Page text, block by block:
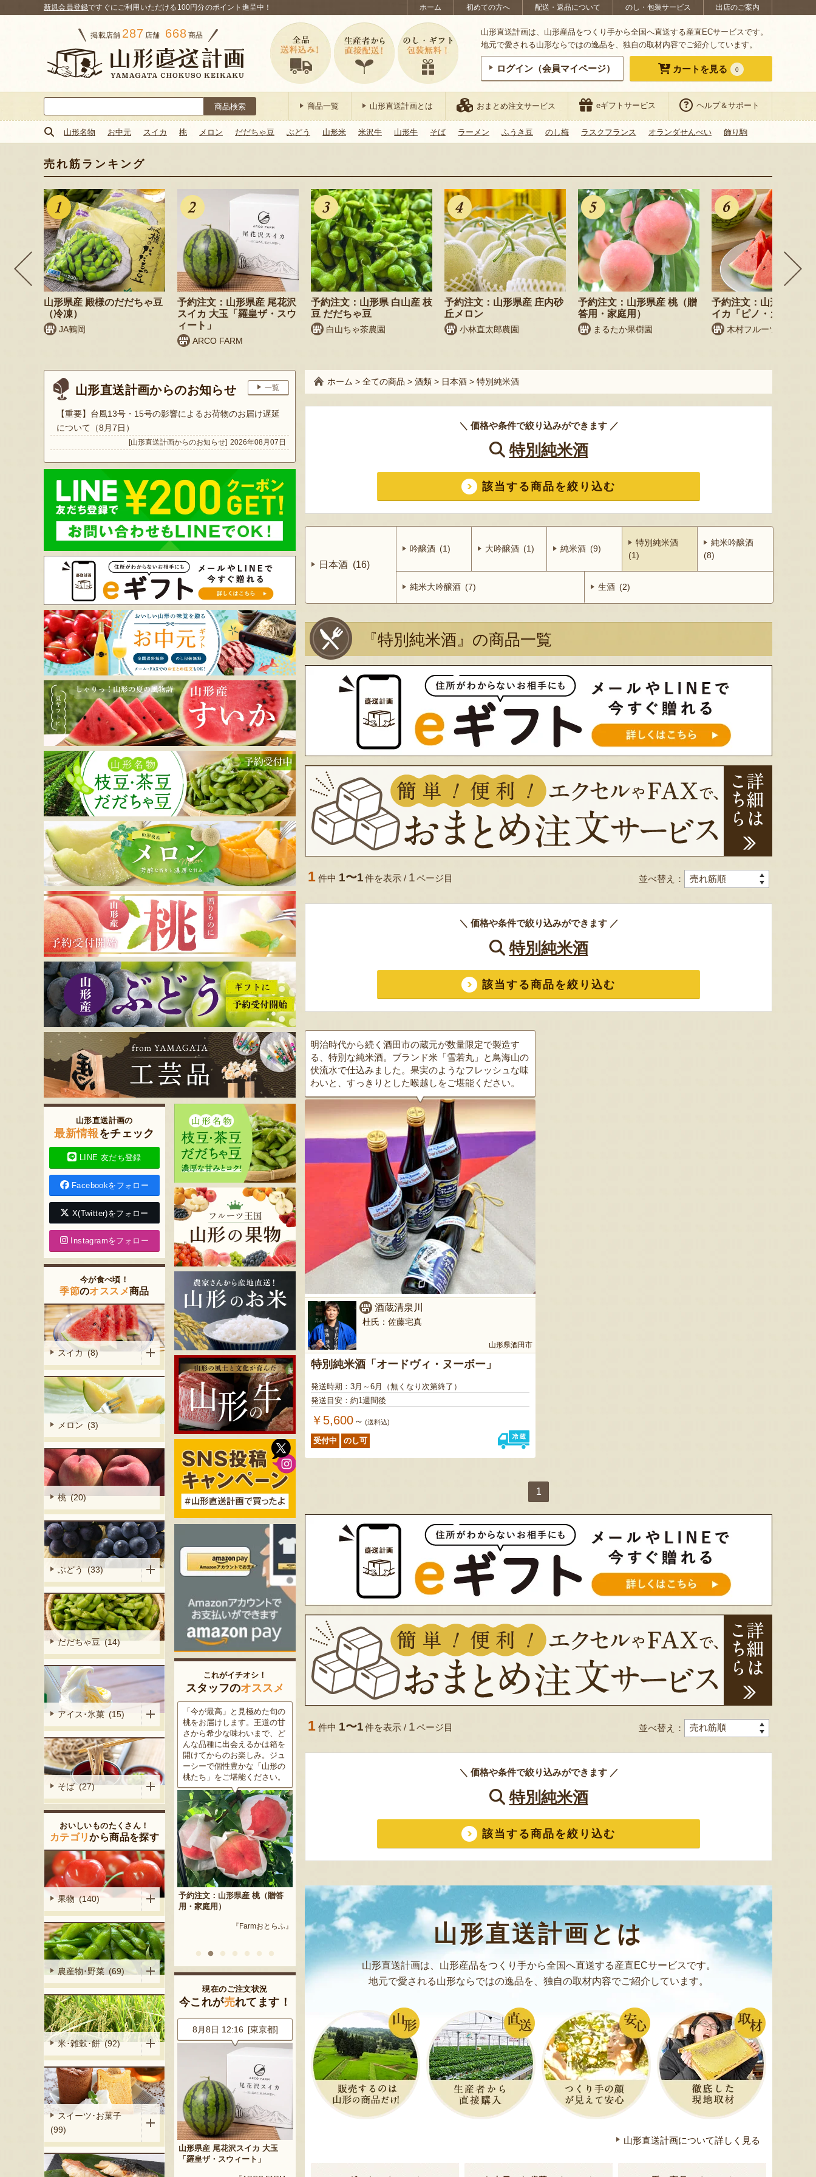
ホーム 初めての方へ 配送・返品について のし・包装サービス 出店のご案内
新規会員登録ですぐにご利用いただける100円分のポイント進呈中！
掲載店舗 287 店舗 668 商品
山形直送計画は、山形産品をつくり手から全国へ直送する産直ECサービスです。
地元で愛される山形ならではの逸品を、独自の取材内容でご紹介しています。
ログイン（会員マイページ） カートを見る 0
索:
商品一覧 山形直送計画とは おまとめ注文サービス eギフトサービス ヘルプ＆サポート
山形名物 お中元 スイカ 桃 メロン だだちゃ豆 ぶどう 山形米 米沢牛 山形牛 そば ラーメン ふうき豆 のし梅 ラスクフランス オランダせんべい 飾り駒
売れ筋ランキング
山形県産 殿様のだだちゃ豆
（冷凍）
JA鶴岡
予約注文：山形県産 尾花沢
スイカ 大玉「羅皇ザ・スウ
ィート」
ARCO FARM
予約注文：山形県 白山産 枝
豆 だだちゃ豆
白山ちゃ茶農園
予約注文：山形県産 庄内砂
丘メロン
小林直太郎農園
予約注文：山形県産 桃（贈
答用・家庭用）
まるたか果樹園
予約注文：山形県産 小
イカ「ピノ・ガール」
木村フルーツ
山形直送計画からのお知らせ 一覧
【重要】台風13号・15号の影響によるお荷物のお届け遅延
について（8月7日）
[山形直送計画からのお知らせ] 2026年08月07日
ホーム > 全ての商品 > 酒類 > 日本酒 > 特別純米酒
＼ 価格や条件で絞り込みができます ／
特別純米酒
該当する商品を絞り込む
日本酒 (16)
吟醸酒 (1) 大吟醸酒 (1) 純米酒 (9)
特別純米酒
(1)
純米吟醸酒
(8)
純米大吟醸酒 (7) 生酒 (2)
『特別純米酒』の商品一覧
1 件中 1〜1件を表示 / 1ページ目 並べ替え：
＼ 価格や条件で絞り込みができます ／
特別純米酒
該当する商品を絞り込む
明治時代から続く酒田市の蔵元が数量限定で製造す
る、特別な純米酒。ブランド米「雪若丸」と鳥海山の
伏流水で仕込みました。果実のようなフレッシュな味
わいと、すっきりとした喉越しをご堪能ください。
酒蔵清泉川
山形県酒田市
杜氏：佐藤宅真
特別純米酒「オードヴィ・ヌーボー」
発送時期：3月～6月（無くなり次第終了）
発送目安：約1週間後
￥5,600 ～ (送料込)
受付中 のし可
1
1 件中 1〜1件を表示 / 1ページ目 並べ替え：
＼ 価格や条件で絞り込みができます ／
特別純米酒
該当する商品を絞り込む
山形直送計画とは
山形直送計画は、山形産品をつくり手から全国へ直送する産直ECサービスです。
地元で愛される山形ならではの逸品を、独自の取材内容でご紹介しています。
山形直送計画について詳しく見る
山形直送計画の
最新情報をチェック
LINE 友だち登録
Facebookをフォロー
X(Twitter)をフォロー
Instagramをフォロー
今が食べ頃！
季節のオススメ商品
スイカ (8)
メロン (3)
桃 (20)
ぶどう (33)
だだちゃ豆 (14)
アイス･氷菓 (15)
そば (27)
おいしいものたくさん！
カテゴリから商品を探す
果物 (140)
農産物･野菜 (69)
米･雑穀･餅 (92)
スイーツ･お菓子
(99)
これがイチオシ！
スタッフのオススメ
フデザイン』
「今が最高」と見極めた旬の
桃をお届けします。王道の甘
さから希少な味わいまで、ど
んな品種に出会えるかは箱を
開けてからのお楽しみ。ジュ
ーシーで個性豊かな「山形の
桃たち」をご堪能ください。
予約注文：山形県産 桃（贈答
用・家庭用）
『Farmおとらふ』
米沢牛は、非常に厳しい条件
をクリアした最高級のブラン
ド牛。美しいサシ・きめ細か
な肉質・とろける食感・濃厚
な旨味、すべてが抜群です。
高級感のある黒化粧箱入りの
ため、大切な人への贈り物に
どうぞ！
米沢牛
『肉匠えんどう』
ちのこめ油」は、新鮮な国産
の「米ぬか」から作られた食
なく、食材の美味しさを引き
まいにちのこめ油
『三和油脂株式会社』
った「白桃」。あえて大玉で
はなく、美味しさや食感を重
栽培しています。「陽夏妃」
や「川中島白桃」など、その
時期に旬の品種をお届けしま
予約注文：山形県産 桃（贈答
用・家庭用）
『栗原果樹園』
っと詰まった「ミックスゼリ
ー」。色をテーマに、素材の
もこだわりました。箱を開け
た瞬間に笑顔になれるゼリー
は、大切な方への贈り物にも
最適。
ミックスゼリー
『たかはたファーム』
たスイートコーン「おおも
の」。存在感のある大きさ
甘みが特徴。朝採りをその日
予約注文：山形県産トウモロコ
『長岡ファーム』
現在のご注文状況
今これが売れてます！
8月8日 12:16 [東京都]
山形県産 尾花沢スイカ 大玉
「羅皇ザ・スウィート」
8月8日 12:15 [山形県]
山形県産 庄内砂丘メロン
8月8日 11:30 [東京都] 8月8日 10:50 [神奈川県] 8月8日 12:30 [大阪府]
山形県 白山産 枝豆「だだちゃ
8月8日 12:16 [東京都]
山形県産 尾花沢スイカ 大玉